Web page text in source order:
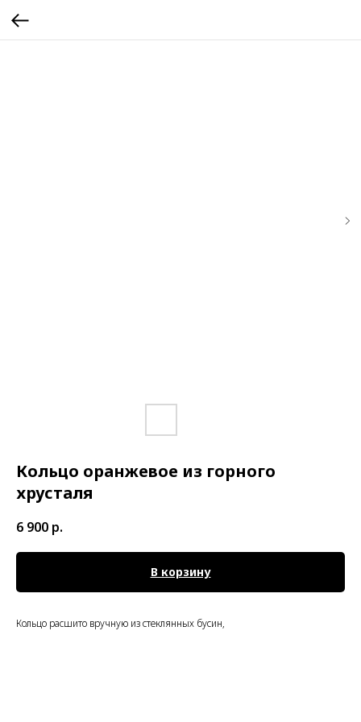
Кольцо оранжевое из горного
хрусталя
6 900 р.
В корзину
Кольцо расшито вручную из стеклянных бусин,